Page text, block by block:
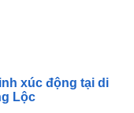
xúc động tại di
Lộc